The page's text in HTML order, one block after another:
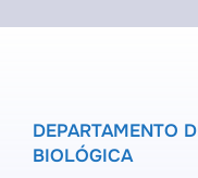
DEPARTAMENTO
BIOLÓGICA